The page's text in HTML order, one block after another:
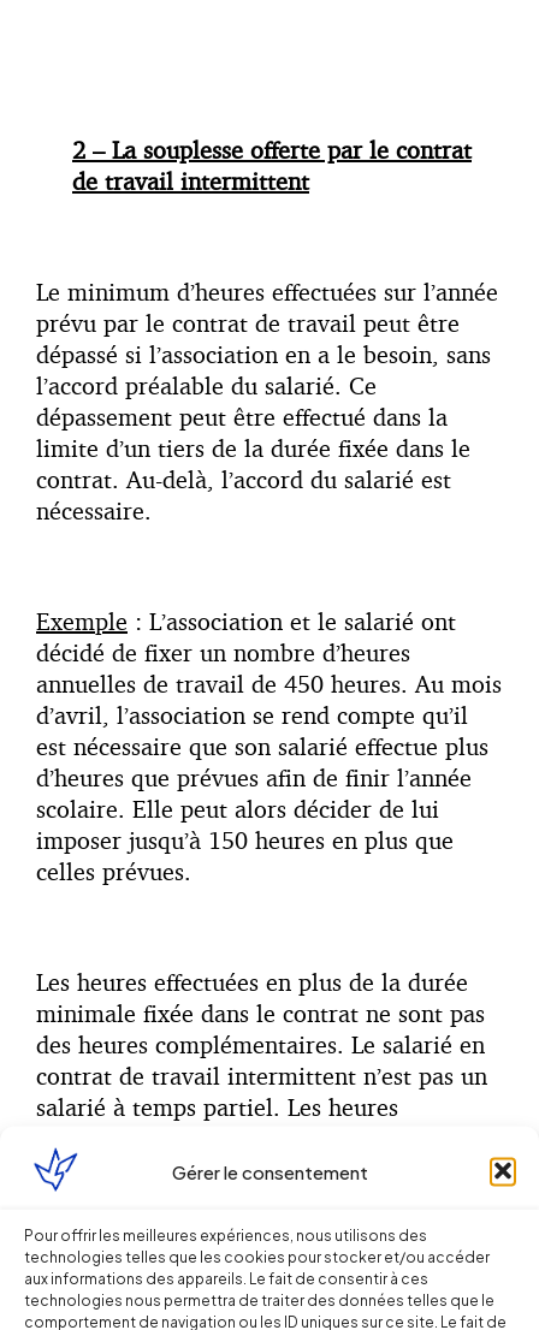
Gérer le consentement
Pour offrir les meilleures expériences, nous utilisons des
technologies telles que les cookies pour stocker et/ou accéder
aux informations des appareils. Le fait de consentir à ces
technologies nous permettra de traiter des données telles que le
comportement de navigation ou les ID uniques sur ce site. Le fait de
2 – La souplesse offerte par le contrat
de travail intermittent
Le minimum d’heures effectuées sur l’année
prévu par le contrat de travail peut être
dépassé si l’association en a le besoin, sans
l’accord préalable du salarié. Ce
dépassement peut être effectué dans la
limite d’un tiers de la durée fixée dans le
contrat. Au-delà, l’accord du salarié est
nécessaire.
Exemple : L’association et le salarié ont
décidé de fixer un nombre d’heures
annuelles de travail de 450 heures. Au mois
d’avril, l’association se rend compte qu’il
est nécessaire que son salarié effectue plus
d’heures que prévues afin de finir l’année
scolaire. Elle peut alors décider de lui
imposer jusqu’à 150 heures en plus que
celles prévues.
Les heures effectuées en plus de la durée
minimale fixée dans le contrat ne sont pas
des heures complémentaires. Le salarié en
contrat de travail intermittent n’est pas un
salarié à temps partiel. Les heures
pas majorées (sauf à ce que le salarié
accomplisse plus de 35 heures au cours
d’une des semaines travaillées ; dans ce cas,
la majoration propre aux heures
supplémentaires doit être octroyée au